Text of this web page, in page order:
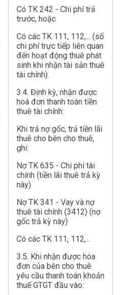
Có TK 242 - Chi phí trả
trước, hoặc
Có các TK 111, 112,... (số
chi phí trực tiếp liên quan
đến hoạt động thuê phát
sinh khi nhận tài sản thuê
tài chính).
3.4. Định kỳ, nhận được
hoá đơn thanh toán tiền
thuê tài chính:
Khi trả nợ gốc, trả tiền lãi
thuê cho bên cho thuê,
ghi:
Nợ TK 635 - Chi phí tài
chính (tiền lãi thuê trả kỳ
này)
Nợ TK 341 - Vay và nợ
thuê tài chính (3412) (nợ
gốc trả kỳ này)
Có các TK 111, 112,...
3.5. Khi nhận được hóa
đơn của bên cho thuê
yêu cầu thanh toán khoản
thuế GTGT đầu vào: